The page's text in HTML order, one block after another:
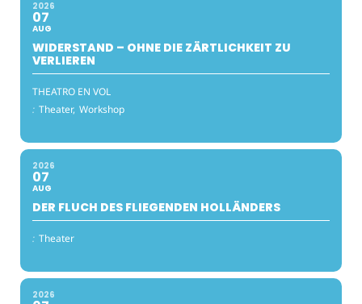
2026
07
AUG
WIDERSTAND – OHNE DIE ZÄRTLICHKEIT ZU
VERLIEREN
THEATRO EN VOL
: Theater, Workshop
2026
07
AUG
DER FLUCH DES FLIEGENDEN HOLLÄNDERS
: Theater
2026